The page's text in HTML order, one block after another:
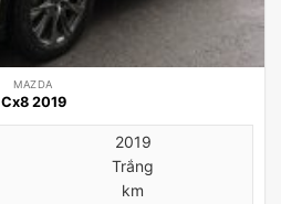
MAZDA
Cx8 2019
2019
Trắng
km